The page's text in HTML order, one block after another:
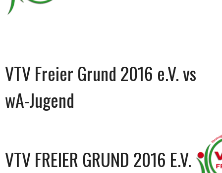
VTV Freier Grund 2016 e.V. vs
wA-Jugend
VTV FREIER GRUND 2016 E.V.